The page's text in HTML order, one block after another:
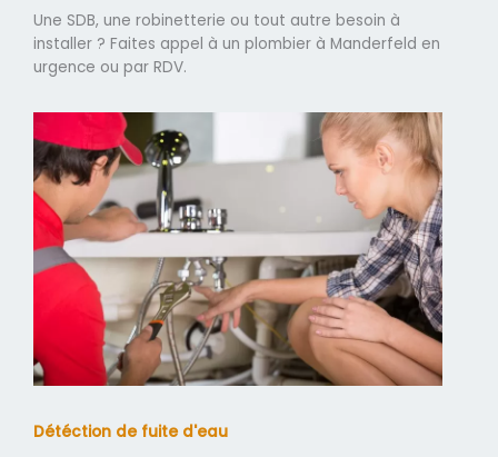
Une SDB, une robinetterie ou tout autre besoin à
installer ? Faites appel à un plombier à Manderfeld en
urgence ou par RDV.
Détéction de fuite d'eau